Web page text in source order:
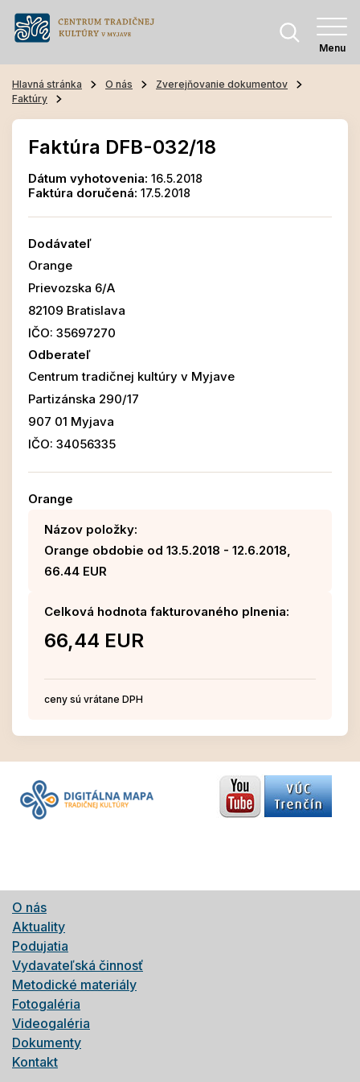
Menu
Hlavná stránka O nás
Zverejňovanie dokumentov
Faktúry
Faktúra DFB-032/18
Dátum vyhotovenia: 16.5.2018
Faktúra doručená: 17.5.2018
Dodávateľ
Orange
Prievozska 6/A
82109 Bratislava
IČO: 35697270
Odberateľ
Centrum tradičnej kultúry v Myjave
Partizánska 290/17
907 01 Myjava
IČO: 34056335
Orange
Názov položky:
Orange obdobie od 13.5.2018 - 12.6.2018,
66.44 EUR
Celková hodnota fakturovaného plnenia:
66,44 EUR
ceny sú vrátane DPH
O nás
Aktuality
Podujatia
Vydavateľská činnosť
Metodické materiály
Fotogaléria
Videogaléria
Dokumenty
Kontakt